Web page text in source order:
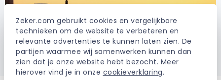
Zeker.com gebruikt cookies en vergelijkbare
technieken om de website te verbeteren en
relevante advertenties te kunnen laten zien. De
partijen waarmee wij samenwerken kunnen dan
zien dat je onze website hebt bezocht. Meer
hierover vind je in onze cookieverklaring.